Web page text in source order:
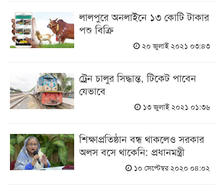
লালপুরে অনলাইনে ১৩ কোটি টাকার
পশু বিক্রি
২০ জুলাই ২০২১ ০৩:৪৩
ট্রেন চালুর সিদ্ধান্ত, টিকেট পাবেন
যেভাবে
১৩ জুলাই ২০২১ ০১:৩৬
শিক্ষাপ্রতিষ্ঠান বন্ধ থাকলেও সরকার
অলস বসে থাকেনি: প্রধানমন্ত্রী
১০ সেপ্টেম্বর ২০২০ ০৪:০২